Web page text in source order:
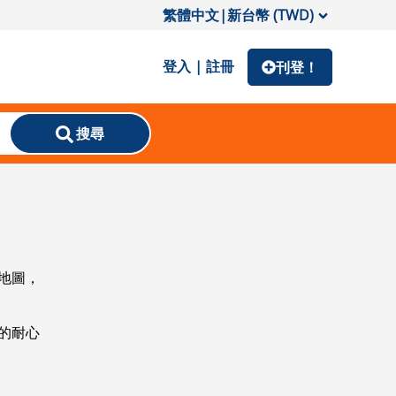
繁體中文|新台幣 (TWD)
登入 | 註冊 刊登！
搜尋
圖，
耐心